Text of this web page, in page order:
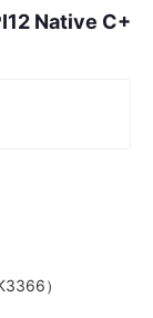
Native C+
）